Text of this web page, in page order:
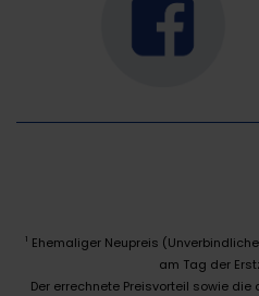
1 Ehemaliger Neupreis
am Tag der
Der errechnete Preisvorteil sowie